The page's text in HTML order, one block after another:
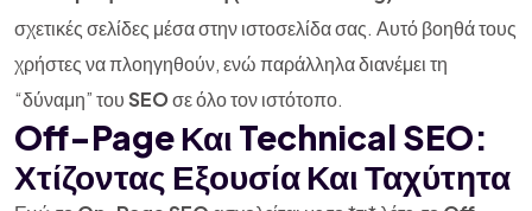
σχετικές σελίδες μέσα στην ιστοσελίδα σας. Αυτό βοηθά τους
χρήστες να πλοηγηθούν, ενώ παράλληλα διανέμει τη
“δύναμη” τουSEOσε όλο τον ιστότοπο.
Off-Page Και Technical SEO:
Χτίζοντας Εξουσία Και Ταχύτητα